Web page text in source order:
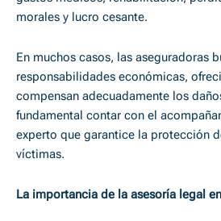
morales y lucro cesante.
En muchos casos, las aseguradoras
responsabilidades económicas,
compensan adecuadamente los
fundamental contar con el
experto que garantice la protección
víctimas.
La importancia de la asesoría legal